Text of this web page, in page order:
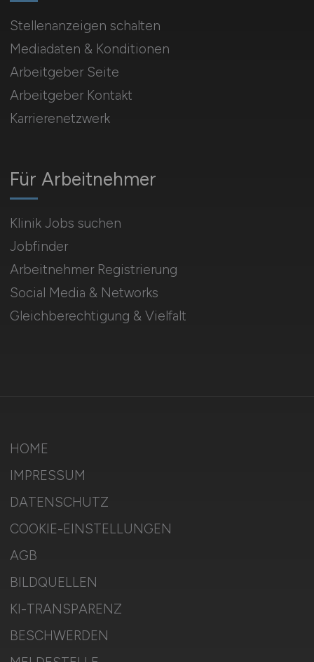
Für Arbeitnehmer
Klinik Jobs suchen
Jobfinder
Arbeitnehmer Registrierung
Social Media & Networks
Gleichberechtigung & Vielfalt
Stellenanzeigen schalten
Mediadaten & Konditionen
Arbeitgeber Seite
Arbeitgeber Kontakt
Karrierenetzwerk
HOME
IMPRESSUM
DATENSCHUTZ
COOKIE-EINSTELLUNGEN
AGB
BILDQUELLEN
KI-TRANSPARENZ
BESCHWERDEN